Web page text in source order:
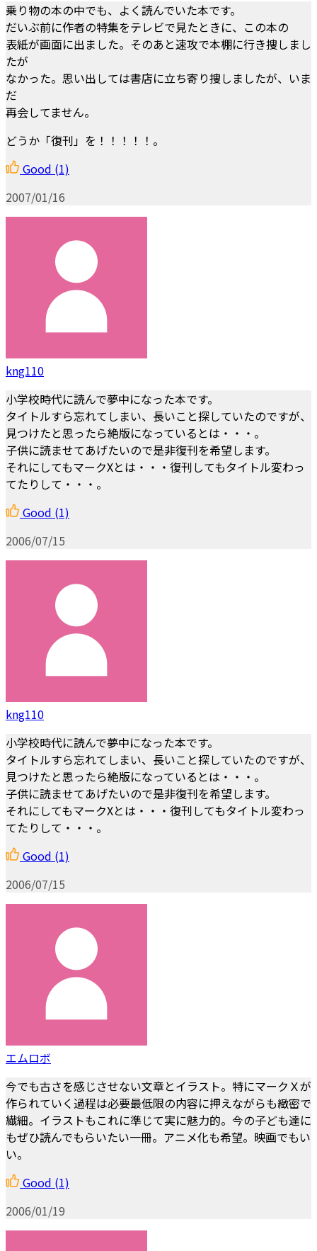
乗り物の本の中でも、よく読んでいた本です。
だいぶ前に作者の特集をテレビで見たときに、この本の
表紙が画面に出ました。そのあと速攻で本棚に行き捜しまし
たが
なかった。思い出しては書店に立ち寄り捜しましたが、いま
だ
再会してません。
どうか「復刊」を！！！！！。
Good (1)
2007/01/16
kng110
小学校時代に読んで夢中になった本です。
タイトルすら忘れてしまい、長いこと探していたのですが、
見つけたと思ったら絶版になっているとは・・・。
子供に読ませてあげたいので是非復刊を希望します。
それにしてもマークXとは・・・復刊してもタイトル変わっ
てたりして・・・。
Good (1)
2006/07/15
kng110
小学校時代に読んで夢中になった本です。
タイトルすら忘れてしまい、長いこと探していたのですが、
見つけたと思ったら絶版になっているとは・・・。
子供に読ませてあげたいので是非復刊を希望します。
それにしてもマークXとは・・・復刊してもタイトル変わっ
てたりして・・・。
Good (1)
2006/07/15
エムロボ
今でも古さを感じさせない文章とイラスト。特にマークＸが
作られていく過程は必要最低限の内容に押えながらも緻密で
繊細。イラストもこれに準じて実に魅力的。今の子ども達に
もぜひ読んでもらいたい一冊。アニメ化も希望。映画でもい
い。
Good (1)
2006/01/19